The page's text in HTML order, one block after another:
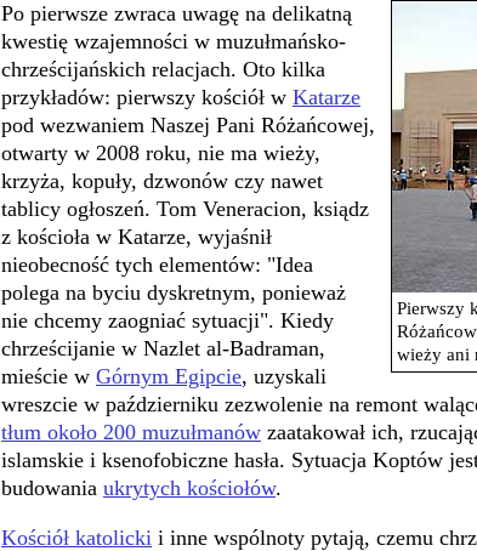
Pierwszy
wieży ani
Po pierwsze zwraca uwagę na delikatną
kwestię wzajemności w muzułmańsko-
chrześcijańskich relacjach. Oto kilka
przykładów: pierwszy kościół w Katarze
pod wezwaniem Naszej Pani Różańcowej,
otwarty w 2008 roku, nie ma wieży,
krzyża, kopuły, dzwonów czy nawet
tablicy ogłoszeń. Tom Veneracion, ksiądz
z kościoła w Katarze, wyjaśnił
nieobecność tych elementów: "Idea
polega na byciu dyskretnym, ponieważ
nie chcemy zaogniać sytuacji". Kiedy
chrześcijanie w Nazlet al-Badraman,
mieście w Górnym Egipcie, uzyskali
wreszcie w październiku zezwolenie na remont
tłum około 200 muzułmanów zaatakował ich,
islamskie i ksenofobiczne hasła. Sytuacja Koptów
budowania ukrytych kościołów.
Kościół katolicki i inne wspólnoty pytają, czemu